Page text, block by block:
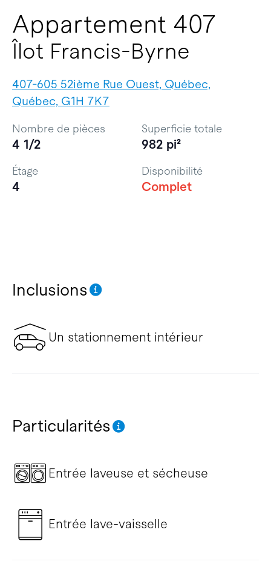
Appartement 407
Îlot Francis-Byrne
407-605 52ième Rue Ouest, Québec,
Québec, G1H 7K7
Inclusions
Un stationnement intérieur
Particularités
Entrée laveuse et sécheuse
Entrée lave-vaisselle
Nombre de pièces
4 1/2
Superficie totale
982 pi²
Étage
4
Disponibilité
Complet